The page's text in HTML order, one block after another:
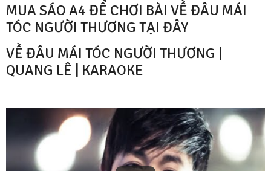
MUA SÁO A4 ĐỂ CHƠI BÀI VỀ ĐÂU MÁI
TÓC NGƯỜI THƯƠNG TẠI ĐÂY
VỀ ĐÂU MÁI TÓC NGƯỜI THƯƠNG |
QUANG LÊ | KARAOKE